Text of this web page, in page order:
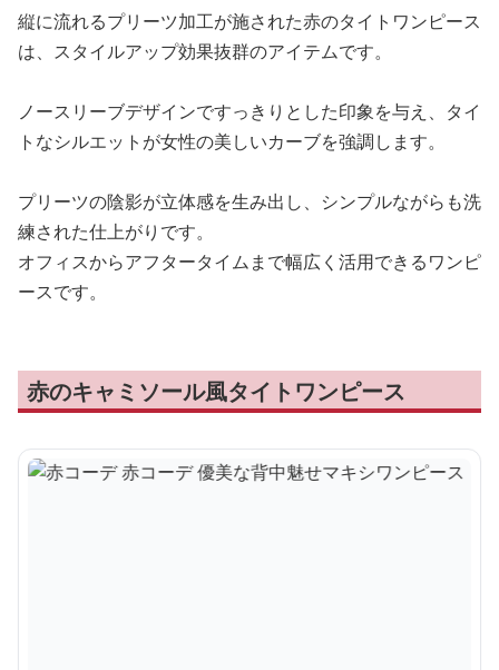
縦に流れるプリーツ加工が施された赤のタイトワンピース
は、スタイルアップ効果抜群のアイテムです。
ノースリーブデザインですっきりとした印象を与え、タイ
トなシルエットが女性の美しいカーブを強調します。
プリーツの陰影が立体感を生み出し、シンプルながらも洗
練された仕上がりです。
オフィスからアフタータイムまで幅広く活用できるワンピ
ースです。
赤のキャミソール風タイトワンピース